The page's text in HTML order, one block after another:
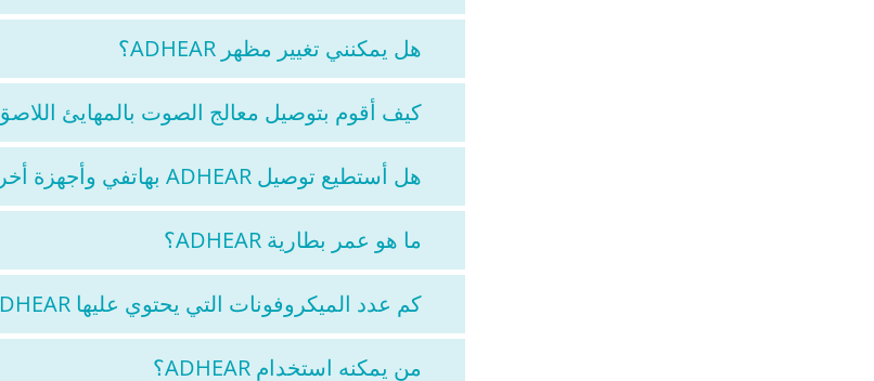
هل يمكنني تغيير مظهر ADHEAR؟
كيف أقوم بتوصيل معالج الصوت بالمهايئ
هل أستطيع توصيل ADHEAR بهاتفي وأجهزة أخرى؟
ما هو عمر بطارية ADHEAR؟
كم عدد الميكروفونات التي يحتوي عليها ADHEAR؟
من يمكنه استخدام ADHEAR؟